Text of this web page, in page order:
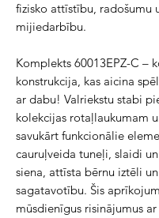
fizisko attīstību, radošumu
mijiedarbību.
Komplekts 60013EPZ-C –
konstrukcija, kas aicina
ar dabu! Valriekstu stabi
kolekcijas rotaļlaukumam
savukārt funkcionālie
cauruļveida tuneļi, slaidi
siena, attīsta bērnu iztēli
sagatavotību. Šis
mūsdienīgus risinājumus